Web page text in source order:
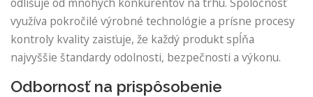
využíva pokročilé výrobné technológie a prísne procesy
kontroly kvality zaisťuje, že každý produkt spĺňa
najvyššie štandardy odolnosti, bezpečnosti a výkonu.
Odbornosť na prispôsobenie